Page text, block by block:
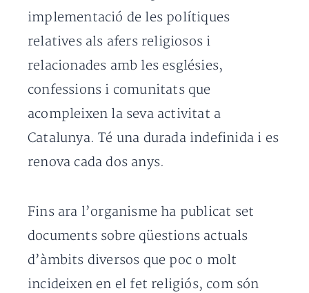
implementació de les polítiques
relatives als afers religiosos i
relacionades amb les esglésies,
confessions i comunitats que
acompleixen la seva activitat a
Catalunya. Té una durada indefinida i es
renova cada dos anys.
Fins ara l’organisme ha publicat set
documents sobre qüestions actuals
d’àmbits diversos que poc o molt
incideixen en el fet religiós, com són